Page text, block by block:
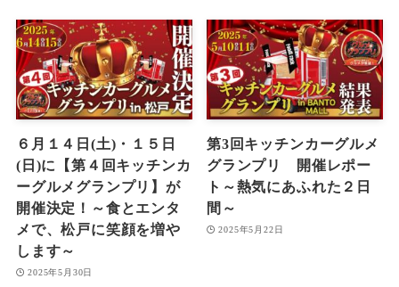
６月１４日(土)・１５日
(日)に【第４回キッチンカ
ーグルメグランプリ】が
開催決定！～食とエンタ
メで、松戸に笑顔を増や
します～
2025年5月30日
第3回キッチンカーグルメ
グランプリ 開催レポー
ト～熱気にあふれた２日
間～
2025年5月22日